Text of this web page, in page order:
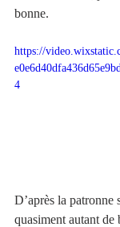
bonne.
https://
4
D’après la patronne
quasiment autant de